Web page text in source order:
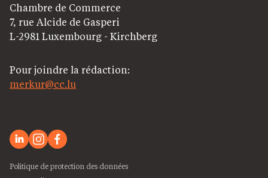
Chambre de Commerce
7, rue Alcide de Gasperi
L-2981 Luxembourg - Kirchberg
Pour joindre la rédaction:
merkur@cc.lu
Politique de protection des données